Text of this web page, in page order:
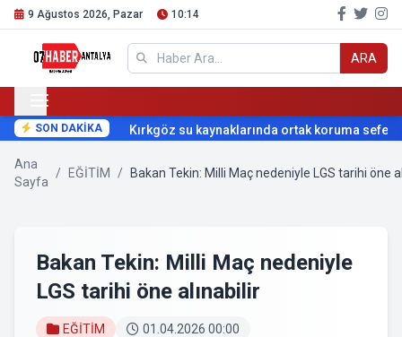
9 Ağustos 2026, Pazar 10:14
ARA
SON DAKİKA Kırkgöz su kaynaklarında ortak koruma
Ana
Sayfa
/ EĞİTİM / Bakan Tekin: Milli Maç nedeniyle LGS tarihi öne
Bakan Tekin: Milli Maç nedeniyle
LGS tarihi öne alınabilir
EĞİTİM 01.04.2026 00:00